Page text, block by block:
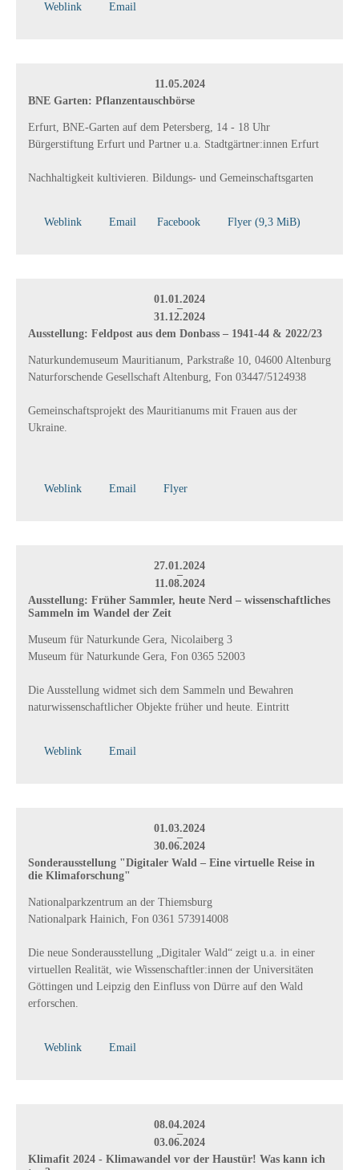
01.01.2024
–
31.12.2024
Ausstellung: Feldpost aus dem Donbass – 1941-44 & 2022/23
Naturkundemuseum Mauritianum, Parkstraße 10, 04600 Altenburg
Naturforschende Gesellschaft Altenburg, Fon 03447/5124938
Gemeinschaftsprojekt des Mauritianums mit Frauen aus der
Ukraine.
Weblink Email Flyer
27.01.2024
–
11.08.2024
Ausstellung: Früher Sammler, heute Nerd – wissenschaftliches
Sammeln im Wandel der Zeit
Museum für Naturkunde Gera, Nicolaiberg 3
Museum für Naturkunde Gera, Fon 0365 52003
Die Ausstellung widmet sich dem Sammeln und Bewahren
naturwissenschaftlicher Objekte früher und heute. Eintritt
Weblink Email
01.03.2024
–
30.06.2024
Sonderausstellung "Digitaler Wald – Eine virtuelle Reise in
die Klimaforschung"
Nationalparkzentrum an der Thiemsburg
Nationalpark Hainich, Fon 0361 573914008
Die neue Sonderausstellung „Digitaler Wald“ zeigt u.a. in einer
virtuellen Realität, wie Wissenschaftler:innen der Universitäten
Göttingen und Leipzig den Einfluss von Dürre auf den Wald
erforschen.
Weblink Email
08.04.2024
–
03.06.2024
Klimafit 2024 - Klimawandel vor der Haustür! Was kann ich
Weblink Email
11.05.2024
BNE Garten: Pflanzentauschbörse
Erfurt, BNE-Garten auf dem Petersberg, 14 - 18 Uhr
Bürgerstiftung Erfurt und Partner u.a. Stadtgärtner:innen Erfurt
Nachhaltigkeit kultivieren. Bildungs- und Gemeinschaftsgarten
Weblink Email Facebook Flyer (9,3 MiB)